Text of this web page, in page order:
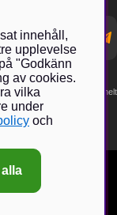
Din prenumeration är helt
innehåll,
upplevelse
"Godkänn
av cookies.
vilka
under
och